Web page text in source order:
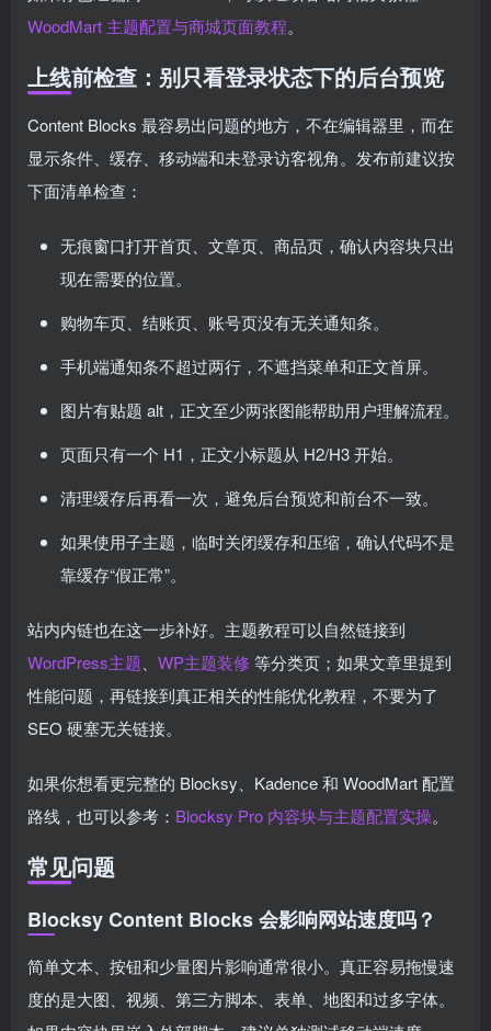
WoodMart 主题配置与商城页面教程。
上线前检查：别只看登录状态下的后台预览
Content Blocks 最容易出问题的地方，不在编辑器里，而在
显示条件、缓存、移动端和未登录访客视角。发布前建议按
下面清单检查：
无痕窗口打开首页、文章页、商品页，确认内容块只出
现在需要的位置。
购物车页、结账页、账号页没有无关通知条。
手机端通知条不超过两行，不遮挡菜单和正文首屏。
图片有贴题 alt，正文至少两张图能帮助用户理解流程。
页面只有一个 H1，正文小标题从 H2/H3 开始。
清理缓存后再看一次，避免后台预览和前台不一致。
如果使用子主题，临时关闭缓存和压缩，确认代码不是
靠缓存“假正常”。
站内内链也在这一步补好。主题教程可以自然链接到
WordPress主题
WP主题装修 等分类页；如果文章里提到
性能问题，再链接到真正相关的性能优化教程，不要为了
SEO 硬塞无关链接。
如果你想看更完整的 Blocksy、Kadence 和 WoodMart 配置
路线，也可以参考： Blocksy Pro 内容块与主题配置实操。
常见问题
Blocksy Content Blocks 会影响网站速度吗？
简单文本、按钮和少量图片影响通常很小。真正容易拖慢速
度的是大图、视频、第三方脚本、表单、地图和过多字体。